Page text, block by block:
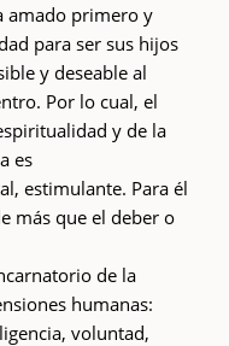
amado primero y
para ser sus hijos
y deseable al
Por lo cual, el
y de la
es
estimulante. Para él
más que el deber o
de la
humanas:
voluntad,